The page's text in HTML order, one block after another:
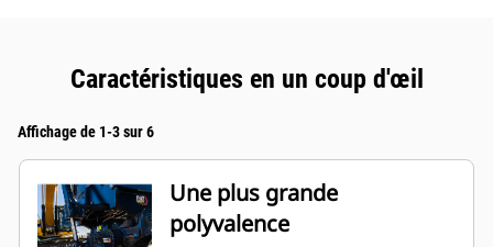
Caractéristiques en un coup d'œil
Affichage de 1-3 sur 6
Une plus grande
polyvalence